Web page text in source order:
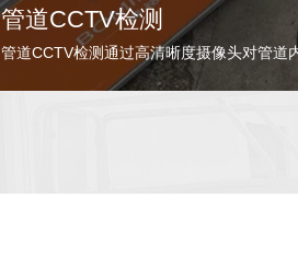
管道修复
短管内衬法就是将短管在现场一边焊接一